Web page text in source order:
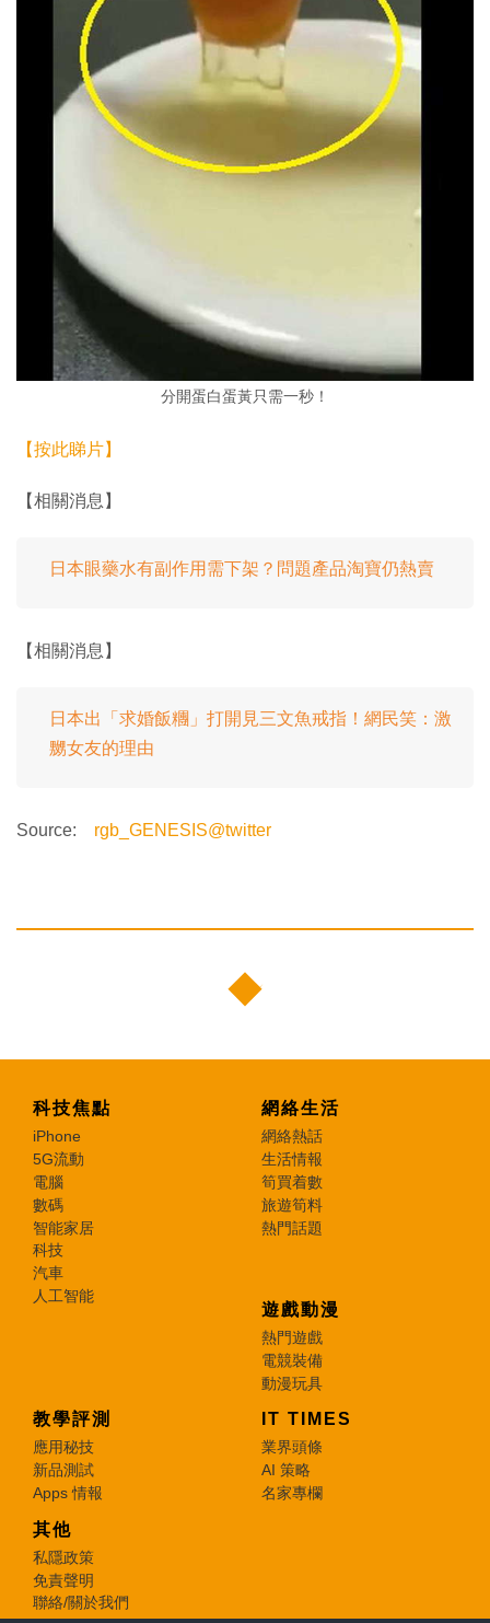
分開蛋白蛋黃只需一秒！
【按此睇片】
【相關消息】
日本眼藥水有副作用需下架？問題產品淘寶仍熱賣
【相關消息】
日本出「求婚飯糰」打開見三文魚戒指！網民笑：激
嬲女友的理由
Source: rgb_GENESIS@twitter
科技焦點
iPhone
5G流動
電腦
數碼
智能家居
科技
汽車
人工智能
網絡生活
網絡熱話
生活情報
筍買着數
旅遊筍料
熱門話題
遊戲動漫
熱門遊戲
電競裝備
動漫玩具
教學評測
應用秘技
新品測試
Apps 情報
IT TIMES
業界頭條
AI 策略
名家專欄
其他
私隱政策
免責聲明
聯絡/關於我們